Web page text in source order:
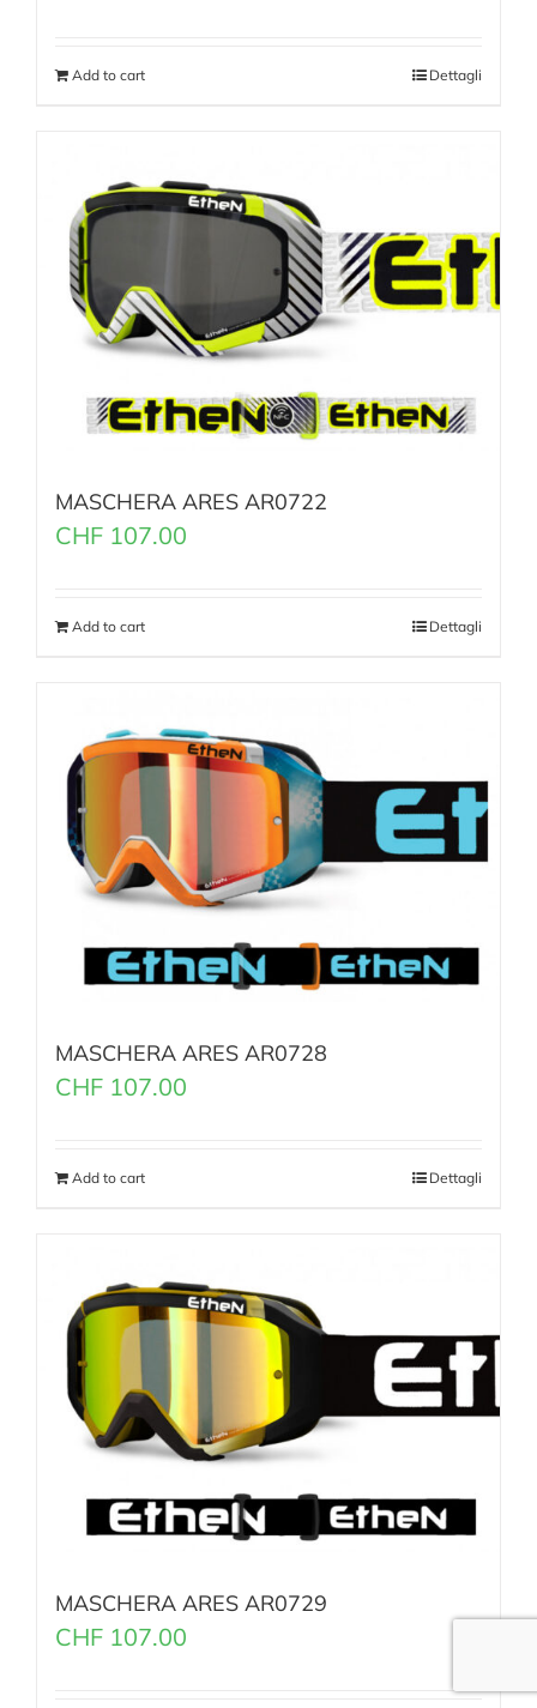
Add to cart Dettagli
MASCHERA ARES AR0722
CHF 107.00
Add to cart Dettagli
MASCHERA ARES AR0728
CHF 107.00
Add to cart Dettagli
MASCHERA ARES AR0729
CHF 107.00